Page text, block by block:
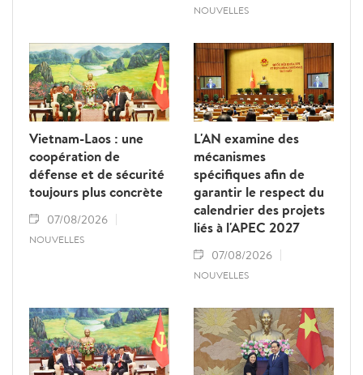
NOUVELLES
Vietnam-Laos : une
coopération de
défense et de sécurité
toujours plus concrète
07/08/2026
NOUVELLES
L'AN examine des
mécanismes
spécifiques afin de
garantir le respect du
calendrier des projets
liés à l'APEC 2027
07/08/2026
NOUVELLES